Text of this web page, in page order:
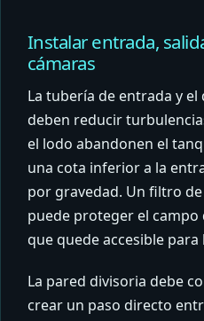
Instalar entrada,
cámaras
La tubería de entrada y
deben reducir
el lodo abandonen el
una cota inferior a la
por gravedad. Un filtro
puede proteger el
que quede accesible para
La pared divisoria debe
crear un paso directo